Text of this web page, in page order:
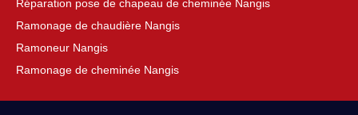
Réparation pose de chapeau de cheminée Nangis
Ramonage de chaudière Nangis
Ramoneur Nangis
Ramonage de cheminée Nangis